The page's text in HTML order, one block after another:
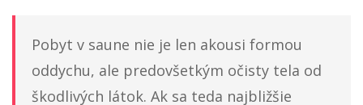
Pobyt v saune nie je len akousi formou
oddychu, ale predovšetkým očisty tela od
škodlivých látok. Ak sa teda najbližšie